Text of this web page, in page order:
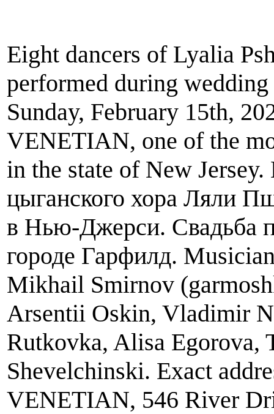
Eight dancers of Lyalia
performed during
Sunday, February 15th,
VENETIAN, one of the
in the state of New
цыганского хора Ляли
в Нью-Джерси. Свадьба
городе Гарфилд.
Mikhail Smirnov
Arsentii Oskin, Vladimir
Rutkovka, Alisa Egorova,
Shevelchinski. Exact
VENETIAN, 546 River